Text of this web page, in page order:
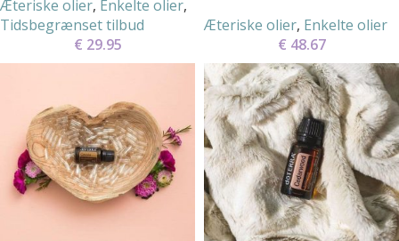
Æteriske olier, Enkelte olier,
Tidsbegrænset tilbud
€ 29.95
Æteriske olier, Enkelte olier
€ 48.67